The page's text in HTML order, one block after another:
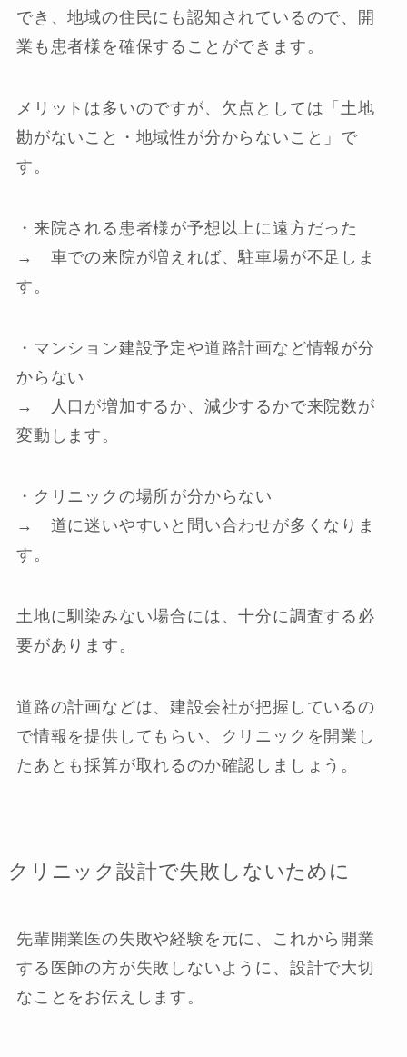
でき、地域の住民にも認知されているので、開
業も患者様を確保することができます。
メリットは多いのですが、欠点としては「土地
勘がないこと・地域性が分からないこと」で
す。
・来院される患者様が予想以上に遠方だった
→ 車での来院が増えれば、駐車場が不足しま
す。
・マンション建設予定や道路計画など情報が分
からない
→ 人口が増加するか、減少するかで来院数が
変動します。
・クリニックの場所が分からない
→ 道に迷いやすいと問い合わせが多くなりま
す。
土地に馴染みない場合には、十分に調査する必
要があります。
道路の計画などは、建設会社が把握しているの
で情報を提供してもらい、クリニックを開業し
たあとも採算が取れるのか確認しましょう。
クリニック設計で失敗しないために
先輩開業医の失敗や経験を元に、これから開業
する医師の方が失敗しないように、設計で大切
なことをお伝えします。